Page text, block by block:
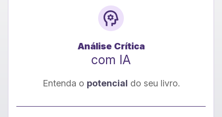
Tradução
com IA
Seu livro paranovos leitores